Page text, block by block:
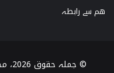
ھم سے رابطہ
© جملہ حقوق 2026، محفوظ ھیں |